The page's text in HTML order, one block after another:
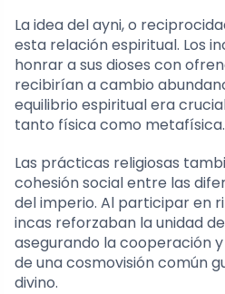
La idea del ayni, o
esta relación espiritual. Los
honrar a sus dioses con
recibirían a cambio
equilibrio espiritual era
tanto física como metafísica.
Las prácticas religiosas
cohesión social entre las
del imperio. Al participar en
incas reforzaban la unidad
asegurando la cooperación
de una cosmovisión común
divino.